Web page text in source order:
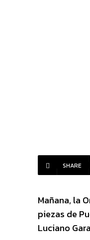
SHARE
Mañana, la
piezas de
Luciano